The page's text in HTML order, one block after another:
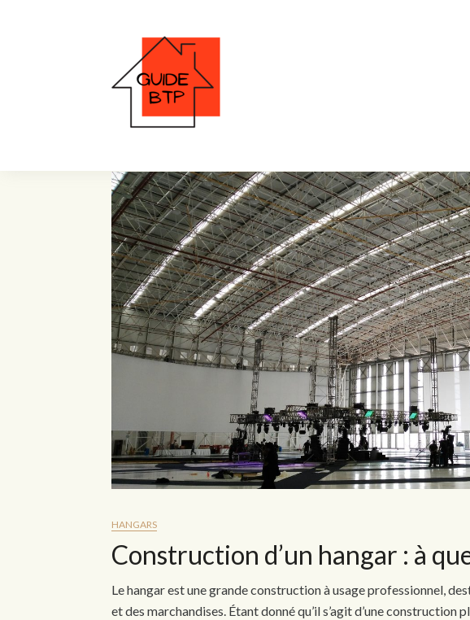
Coût de construction de
HANGARS
Construction d’un hangar : à
Le hangar est une grande construction à usage professionnel,
et des marchandises. Étant donné qu’il s’agit d’une construction